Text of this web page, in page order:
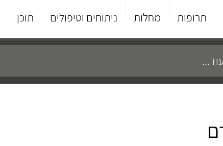
תרופות מחלות ניתוחים וטיפולים תוכן